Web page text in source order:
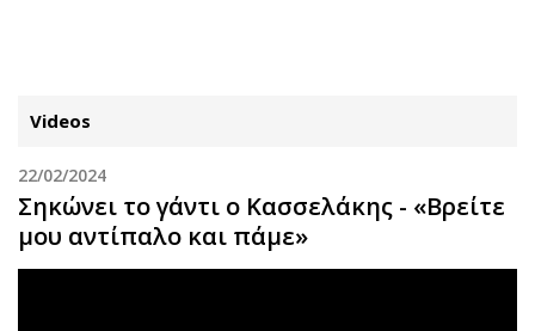
ΚΑΤΗΓΟΡΙΕΣ ΣΥΝΔΕΣΗ
Κύπρος
Απόψεις
Videos
22/02/2024
Σηκώνει το γάντι ο Κασσελάκης - «Βρείτε
μου αντίπαλο και πάμε»